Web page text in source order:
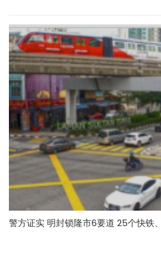
警方证实 明封锁隆市6要道 25个快铁